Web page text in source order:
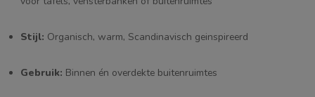
Stijl: Organisch, warm, Scandinavisch geinspireerd
Gebruik: Binnen én overdekte buitenruimtes